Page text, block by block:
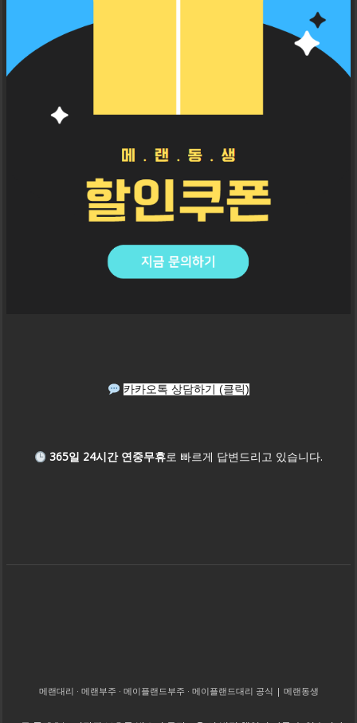
카카오톡 상담하기 (클릭)
365일 24시간 연중무휴로 빠르게 답변드리고 있습니다.
메랜대리 · 메랜부주 · 메이플랜드부주 · 메이플랜드대리 공식 | 메랜동생